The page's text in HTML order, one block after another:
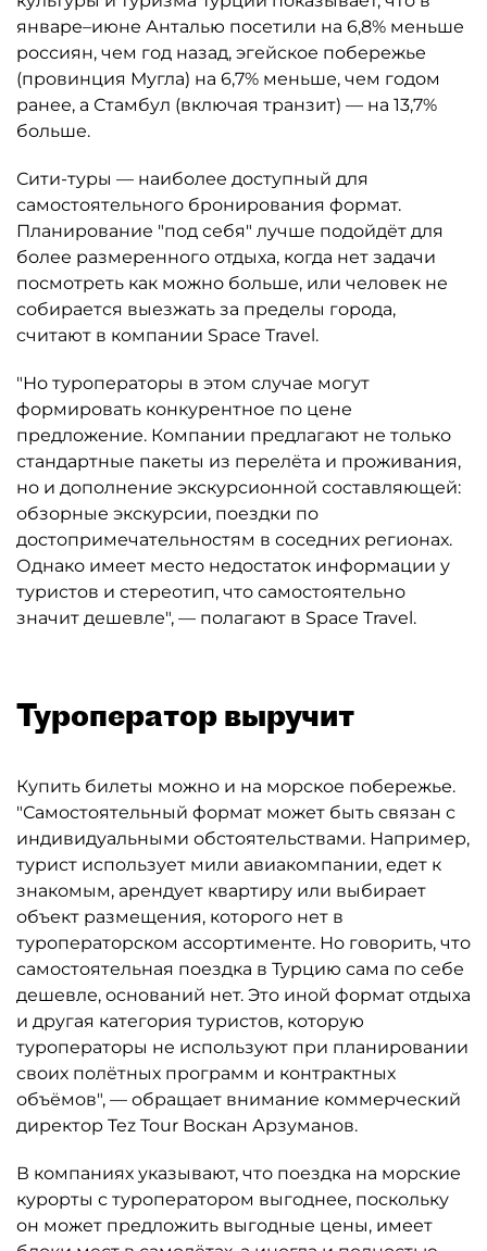
январе–июне Анталью посетили на 6,8% меньше
россиян, чем год назад, эгейское побережье
(провинция Мугла) на 6,7% меньше, чем годом
ранее, а Стамбул (включая транзит) — на 13,7%
больше.
Сити-туры — наиболее доступный для
самостоятельного бронирования формат.
Планирование "под себя" лучше подойдёт для
более размеренного отдыха, когда нет задачи
посмотреть как можно больше, или человек не
собирается выезжать за пределы города,
считают в компании Space Travel.
"Но туроператоры в этом случае могут
формировать конкурентное по цене
предложение. Компании предлагают не только
стандартные пакеты из перелёта и проживания,
но и дополнение экскурсионной составляющей:
обзорные экскурсии, поездки по
достопримечательностям в соседних регионах.
Однако имеет место недостаток информации у
туристов и стереотип, что самостоятельно
значит дешевле", — полагают в Space Travel.
Туроператор выручит
Купить билеты можно и на морское побережье.
"Самостоятельный формат может быть связан с
индивидуальными обстоятельствами. Например,
турист использует мили авиакомпании, едет к
знакомым, арендует квартиру или выбирает
объект размещения, которого нет в
туроператорском ассортименте. Но говорить, что
самостоятельная поездка в Турцию сама по себе
дешевле, оснований нет. Это иной формат отдыха
и другая категория туристов, которую
туроператоры не используют при планировании
своих полётных программ и контрактных
объёмов", — обращает внимание коммерческий
директор Tez Tour Воскан Арзуманов.
В компаниях указывают, что поездка на морские
курорты с туроператором выгоднее, поскольку
он может предложить выгодные цены, имеет